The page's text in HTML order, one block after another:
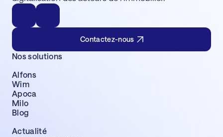
Contactez-nous
Nos solutions
Alfons
Wim
Apoca
Milo
Blog
Actualité